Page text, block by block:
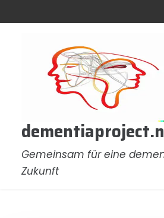
Gemeinsam für eine
Zukunft